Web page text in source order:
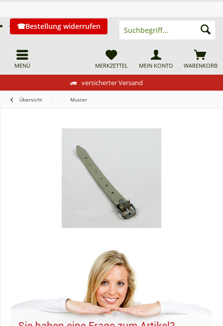
versicherter Versand
MENÜ
Bestellung widerrufen
WARENKORB
MERKZETTEL MEIN KONTO
Übersicht Muster